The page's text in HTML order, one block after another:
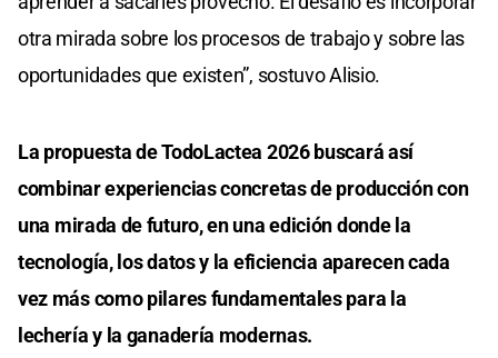
otra mirada sobre los procesos de trabajo y sobre las
oportunidades que existen”, sostuvo Alisio.
La propuesta de TodoLactea 2026 buscará así
combinar experiencias concretas de producción con
una mirada de futuro, en una edición donde la
tecnología, los datos y la eficiencia aparecen cada
vez más como pilares fundamentales para la
lechería y la ganadería modernas.